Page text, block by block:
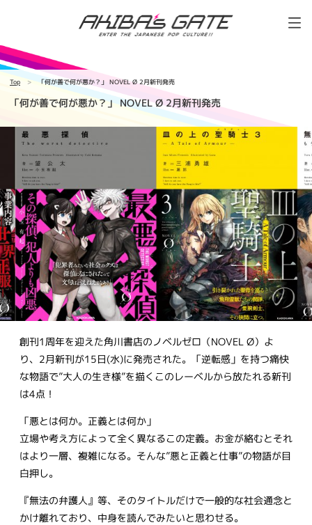
Top 「何が善で何が悪か？」 NOVEL Ø 2月新刊発売
「何が善で何が悪か？」 NOVEL Ø 2月新刊発売
創刊1周年を迎えた角川書店のノベルゼロ（NOVEL Ø）よ
り、2月新刊が15日(水)に発売された。「逆転感」を持つ痛快
な物語で”大人の生き様”を描くこのレーベルから放たれる新刊
は4点！
「悪とは何か。正義とは何か」
立場や考え方によって全く異なるこの定義。お金が絡むとそれ
はより一層、複雑になる。そんな”悪と正義と仕事”の物語が目
白押し。
『無法の弁護人』等、そのタイトルだけで一般的な社会通念と
かけ離れており、中身を読んでみたいと思わせる。